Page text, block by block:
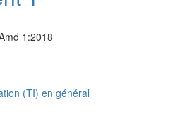
1:2018
(TI) en général